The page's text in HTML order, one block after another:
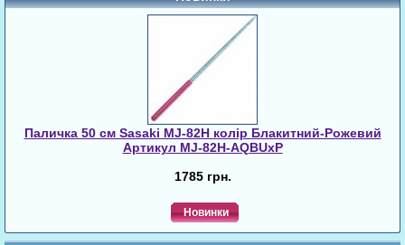
Паличка 50 см Sasaki MJ-82H колір Блакитний-Рожевий
Артикул MJ-82H-AQBUxP
1785 грн.
Новинки